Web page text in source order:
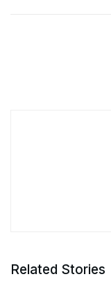
Related Stories